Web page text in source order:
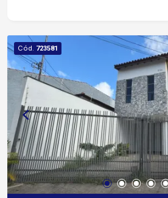
churrasqueira Quintal, ideal
lazer, pets ou futuras adaptações Agende
visita!
Cód. 723581